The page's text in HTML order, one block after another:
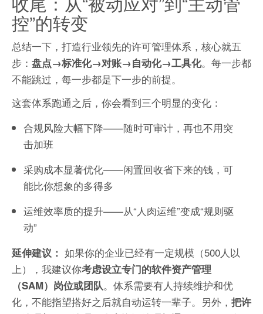
控”的转变
总结一下，打造行业领先的许可管理体系，核心就五
步： 盘点→标准化→对账→自动化→工具化。每一步都
不能跳过，每一步都是下一步的前提。
这套体系跑通之后，你会看到三个明显的变化：
合规风险大幅下降——随时可审计，再也不用突
击加班
采购成本显著优化——闲置回收省下来的钱，可
能比你想象的多得多
运维效率质的提升——从“人肉运维”变成“规则驱
动”
延伸建议： 如果你的企业已经有一定规模（500人以
上），我建议你考虑设立专门的软件资产管理
（SAM）岗位或团队。体系需要有人持续维护和优
化，不能指望搭好之后就自动运转一辈子。另外， 把许